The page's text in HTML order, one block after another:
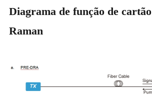
Diagrama de função de
Raman